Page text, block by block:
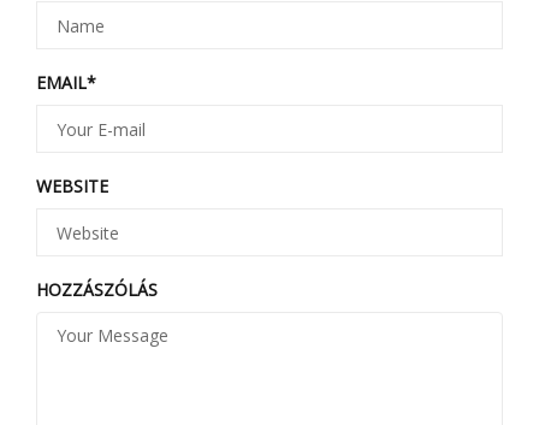
EMAIL*
WEBSITE
HOZZÁSZÓLÁS